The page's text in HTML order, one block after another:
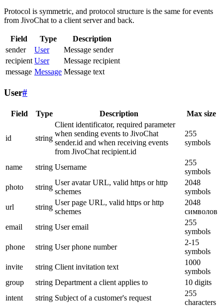
Protocol is symmetric, and protocol structure is the same for events
from JivoChat to a client server and back.
Field Type
Description
sender
User
Message sender
recipient User
Message recipient
message Message Message text
User#
Field Type Description Max size
id string
Client identificator, required parameter
when sending events to JivoChat
sender.id and when receiving events
from JivoChat recipient.id
255
symbols
name string Username
255
symbols
photo
string
User avatar URL, valid https or http
schemes
2048
symbols
url
string
User page URL, valid https or http
schemes
2048
символов
email
string User email
255
symbols
phone
string User phone number
2-15
symbols
invite
string Client invitation text
1000
symbols
group
string Department a client applies to
10 digits
intent
string Subject of a customer's request
255
characters